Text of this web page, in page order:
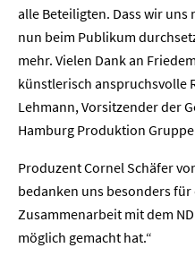
alle Beteiligten. Dass wir
nun beim Publikum
mehr. Vielen Dank an
künstlerisch anspruchsvolle
Lehmann, Vorsitzender der
Hamburg Produktion
Produzent Cornel Schäfer
bedanken uns besonders
Zusammenarbeit mit dem
möglich gemacht hat.“